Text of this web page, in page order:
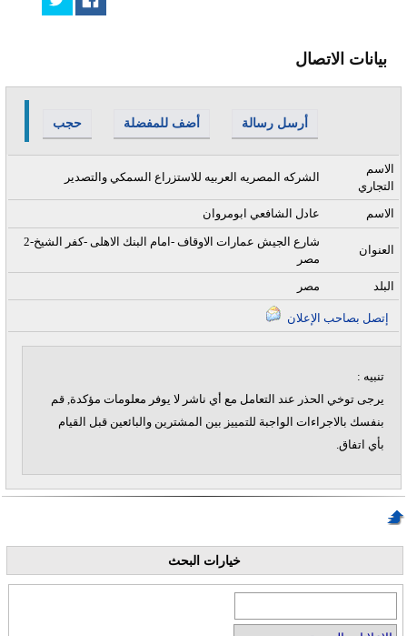
بيانات الاتصال
حجب أضف للمفضلة أرسل رسالة
الشركه المصريه العربيه للاستزراع السمكي والتصدير
الاسم
التجاري
عادل الشافعي ابومروان
الاسم
2شارع الجيش عمارات الاوقاف -امام البنك الاهلى -كفر الشيخ-
مصر
العنوان
مصر البلد
تنبيه :
يرجى توخي الحذر عند التعامل مع أي ناشر لا يوفر معلومات مؤكدة, قم
بنفسك بالاجراءات الواجبة للتمييز بين المشترين والبائعين قبل القيام
بأي اتفاق.
خيارات البحث